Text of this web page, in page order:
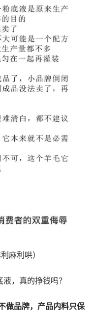
麻利哄）
，真的挣钱吗？
做品牌，产品内料只保